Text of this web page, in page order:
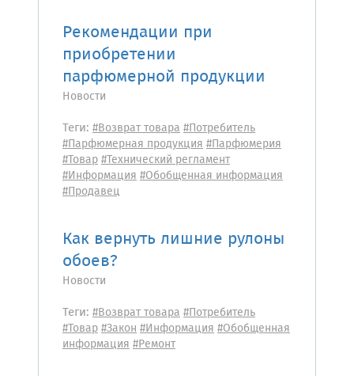
Рекомендации при
приобретении
парфюмерной продукции
Новости
Теги: #Возврат товара#Потребитель
#Парфюмерная продукция#Парфюмерия
#Товар#Технический регламент
#Информация#Обобщенная информация
#Продавец
Как вернуть лишние рулоны
обоев?
Новости
Теги: #Возврат товара#Потребитель
#Товар#Закон#Информация#Обобщенная
информация#Ремонт